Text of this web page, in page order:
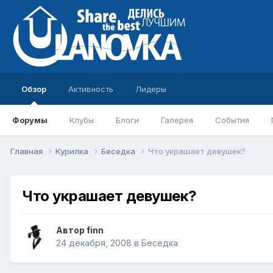
Обзор
Форумы Клубы Блоги Галерея События
Активность Лидеры
Главная Курилка Беседка Что украшает девушек?
Что украшает девушек?
Автор finn
24 декабря, 2008 в Беседка